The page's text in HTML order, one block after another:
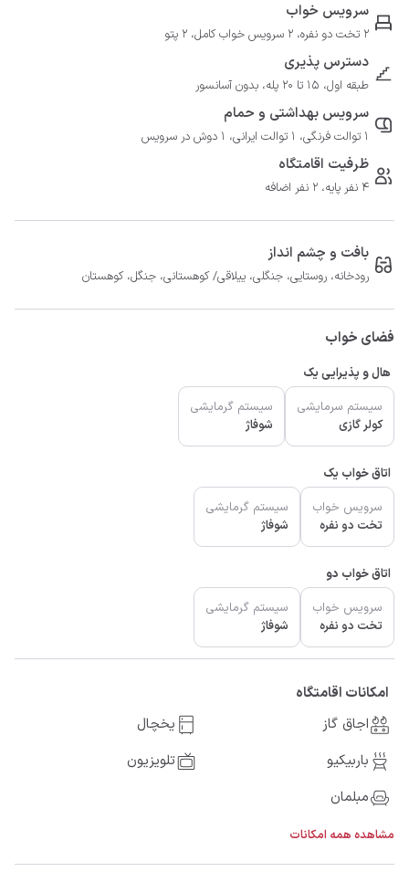
سرویس خواب
2 تخت دو نفره، 2 سرویس خواب کامل، 2 پتو
دسترس پذیری
طبقه اول، 15 تا 20 پله، بدون آسانسور
سرویس بهداشتی و حمام
1 توالت فرنگی، 1 توالت ایرانی، 1 دوش در سرویس
ظرفیت اقامتگاه
4 نفر پایه، 2 نفر اضافه
بافت و چشم انداز
رودخانه، روستایی، جنگلی، ییلاقی/ کوهستانی، جنگل، کوهستان
فضای خواب
هال و پذیرایی یک
سیستم سرمایشی
کولر گازی
سیستم گرمایشی
شوفاژ
اتاق خواب یک
سرویس خواب
تخت دو نفره
سیستم گرمایشی
شوفاژ
اتاق خواب دو
سرویس خواب
تخت دو نفره
سیستم گرمایشی
شوفاژ
امکانات اقامتگاه
اجاق گاز
یخچال
باربیکیو
تلویزیون
مبلمان
مشاهده همه امکانات